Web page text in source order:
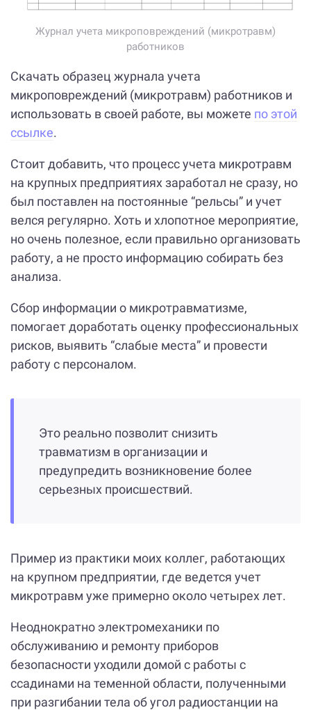
Журнал учета микроповреждений (микротравм)
работников
Скачать образец журнала учета
микроповреждений (микротравм) работников и
использовать в своей работе, вы можете по этой
ссылке.
Стоит добавить, что процесс учета микротравм
на крупных предприятиях заработал не сразу, но
был поставлен на постоянные “рельсы” и учет
велся регулярно. Хоть и хлопотное мероприятие,
но очень полезное, если правильно организовать
работу, а не просто информацию собирать без
анализа.
Сбор информации о микротравматизме,
помогает доработать оценку профессиональных
рисков, выявить “слабые места” и провести
работу с персоналом.
Это реально позволит снизить
травматизм в организации и
предупредить возникновение более
серьезных происшествий.
Пример из практики моих коллег, работающих
на крупном предприятии, где ведется учет
микротравм уже примерно около четырех лет.
Неоднократно электромеханики по
обслуживанию и ремонту приборов
безопасности уходили домой с работы с
ссадинами на теменной области, полученными
при разгибании тела об угол радиостанции на